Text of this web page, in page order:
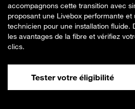
accompagnons cette transition avec
proposant une Livebox performante
technicien pour une installation fluide.
les avantages de la fibre et vérifiez
clics.
Tester votre éligibilité